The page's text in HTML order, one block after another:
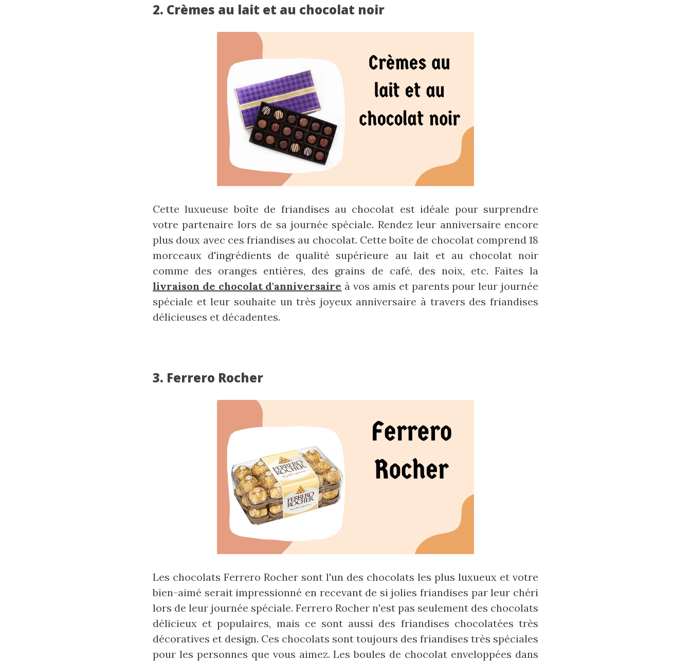
2. Crèmes au lait et au chocolat noir
Cette luxueuse boîte de friandises au chocolat est idéale pour surprendre
votre partenaire lors de sa journée spéciale. Rendez leur anniversaire encore
plus doux avec ces friandises au chocolat. Cette boîte de chocolat comprend 18
morceaux d'ingrédients de qualité supérieure au lait et au chocolat noir
comme des oranges entières, des grains de café, des noix, etc. Faites la
livraison de chocolat d'anniversaire à vos amis et parents pour leur journée
spéciale et leur souhaite un très joyeux anniversaire à travers des friandises
délicieuses et décadentes.
3. Ferrero Rocher
Les chocolats Ferrero Rocher sont l'un des chocolats les plus luxueux et votre
bien-aimé serait impressionné en recevant de si jolies friandises par leur chéri
lors de leur journée spéciale. Ferrero Rocher n'est pas seulement des chocolats
délicieux et populaires, mais ce sont aussi des friandises chocolatées très
décoratives et design. Ces chocolats sont toujours des friandises très spéciales
pour les personnes que vous aimez. Les boules de chocolat enveloppées dans